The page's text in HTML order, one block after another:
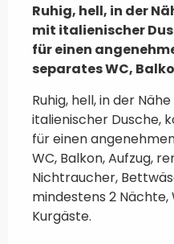
Ruhig, hell, in der
mit italienischer
für einen
separates WC,
Ruhig, hell, in der
italienischer Dusche,
für einen
WC, Balkon, Aufzug,
Nichtraucher,
mindestens 2
Kurgäste.